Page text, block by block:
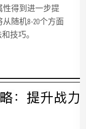
得到进一步提
随机8-20个方面
技巧。